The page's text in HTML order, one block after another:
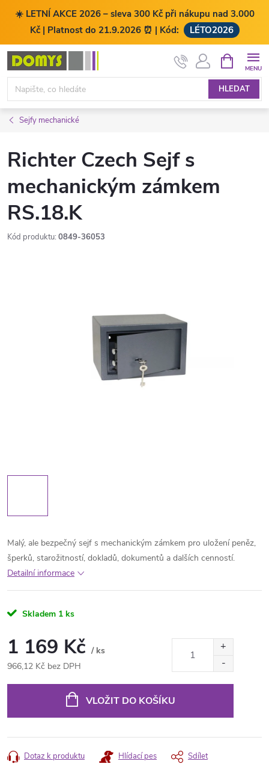
☀️ LETNÍ AKCE 2026 – sleva 300 Kč při nákupu nad 3.000
Kč | Platnost do 21.9.2026 ⏰ | Kód:
LÉTO2026
Přejít
obsah
HLEDAT
NÁKUPNÍ
KOŠÍK
Sejfy mechanické
Richter Czech Sejf s
mechanickým zámkem
RS.18.K
Kód produktu: 0849-36053
Malý, ale bezpečný sejf s mechanickým zámkem pro uložení peněz,
šperků, starožitností, dokladů, dokumentů a dalších cenností.
Detailní informace
Skladem 1 ks
1 169 Kč / ks
966,12 Kč bez DPH
VLOŽIT DO KOŠÍKU
Dotaz k produktu Hlídací pes Sdílet